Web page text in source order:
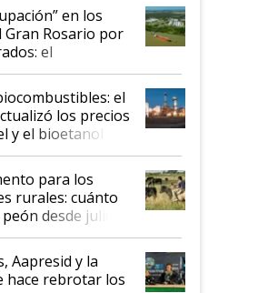
en los
Gran Rosario por
el
de las
en tensión tras
fuerza de los
el
los precios
y el bioetanol
para los
rurales: cuánto
desde julio
Aapresid y la
hace rebrotar los